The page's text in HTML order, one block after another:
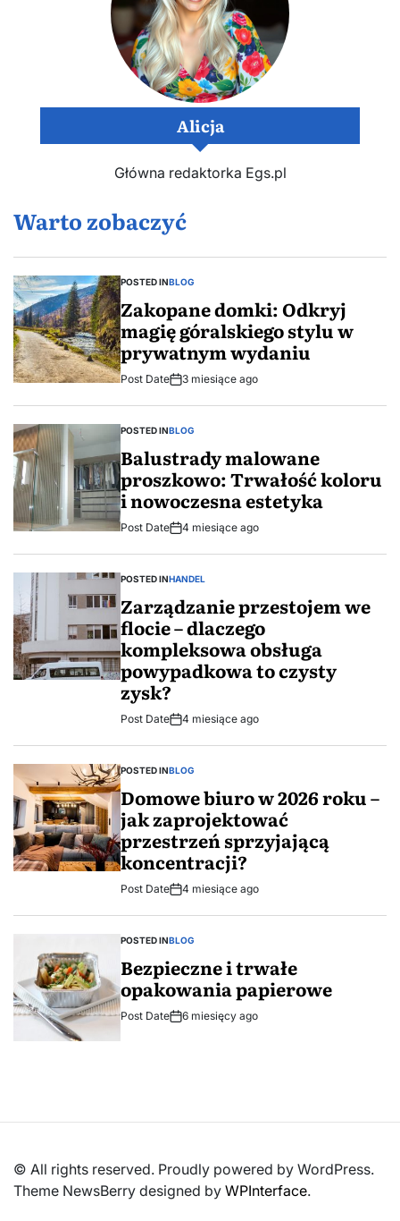
Alicja
Główna redaktorka Egs.pl
Warto zobaczyć
POSTED INBLOG
Zakopane domki: Odkryj
magię góralskiego stylu w
prywatnym wydaniu
Post Date 3 miesiące ago
POSTED INBLOG
Balustrady malowane
proszkowo: Trwałość koloru
i nowoczesna estetyka
Post Date 4 miesiące ago
POSTED INHANDEL
Zarządzanie przestojem we
flocie – dlaczego
kompleksowa obsługa
powypadkowa to czysty
zysk?
Post Date 4 miesiące ago
POSTED INBLOG
Domowe biuro w 2026 roku –
jak zaprojektować
przestrzeń sprzyjającą
koncentracji?
Post Date 4 miesiące ago
POSTED INBLOG
Bezpieczne i trwałe
opakowania papierowe
Post Date 6 miesięcy ago
© All rights reserved. Proudly powered by WordPress.
Theme NewsBerry designed by WPInterface.